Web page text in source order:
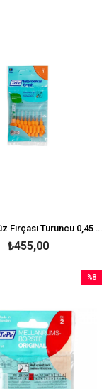
Tepe Arayüz Fırçası Turuncu 0,45 mm 8 'li
₺455,00
%8